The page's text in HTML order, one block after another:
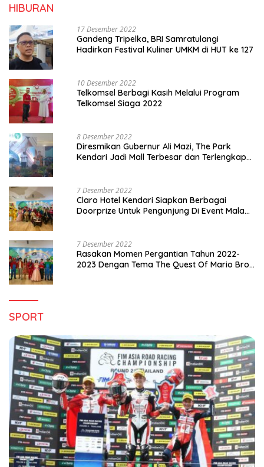
HIBURAN
17 Desember 2022
Gandeng Tripelka, BRI Samratulangi
Hadirkan Festival Kuliner UMKM di HUT ke 127
10 Desember 2022
Telkomsel Berbagi Kasih Melalui Program
Telkomsel Siaga 2022
8 Desember 2022
Diresmikan Gubernur Ali Mazi, The Park
Kendari Jadi Mall Terbesar dan Terlengkap
7 Desember 2022
Claro Hotel Kendari Siapkan Berbagai
Doorprize Untuk Pengunjung Di Event Malam
7 Desember 2022
Rasakan Momen Pergantian Tahun 2022-
2023 Dengan Tema The Quest Of Mario Bros
SPORT